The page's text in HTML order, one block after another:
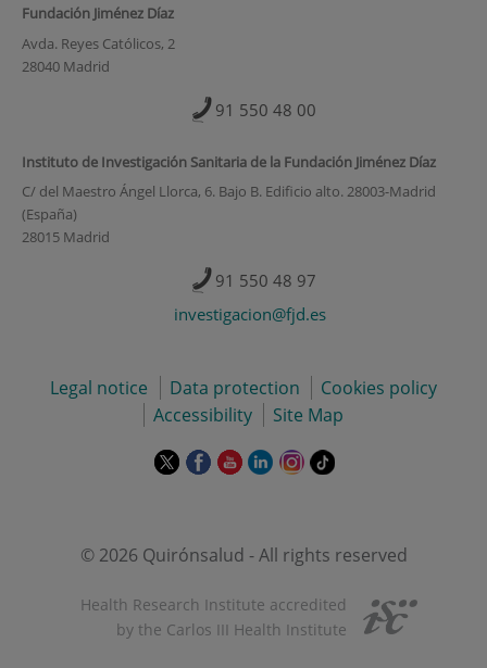
Fundación Jiménez Díaz
Avda. Reyes Católicos, 2
28040 Madrid
91 550 48 00
Instituto de Investigación Sanitaria de la Fundación Jiménez Díaz
C/ del Maestro Ángel Llorca, 6. Bajo B. Edificio alto. 28003-Madrid
(España)
28015 Madrid
91 550 48 97
investigacion@fjd.es
Legal notice Data protection
Cookies policy
Accessibility
Site Map
This
in
pop-
up
window.
This
in
pop-
window.
This
in
pop-
window.
This
in
up
window.
This
in
pop-
window.
Link
© 2026 Quirónsalud - All rights reserved
Health Research Institute accredited
by the Carlos III Health Institute